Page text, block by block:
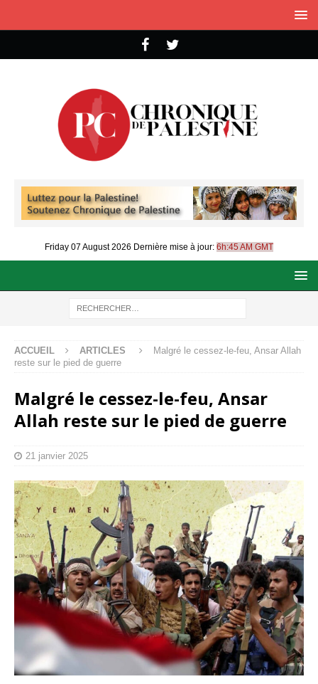
Friday 07 August 2026 Dernière mise à jour: 6h:45 AM GMT
ACCUEIL ARTICLES
Malgré le cessez-le-feu, Ansar Allah
reste sur le pied de guerre
Malgré le cessez-le-feu, Ansar
Allah reste sur le pied de guerre
21 janvier 2025